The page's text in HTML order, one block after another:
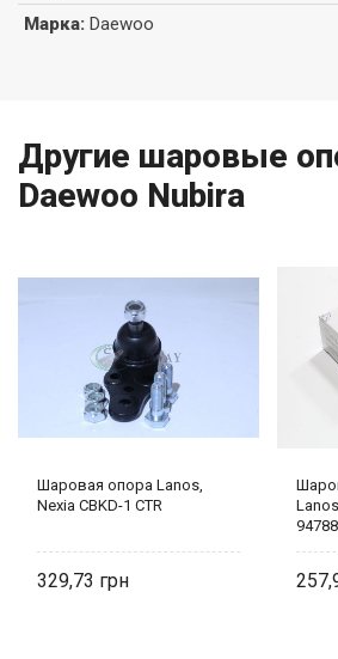
Марка: Daewoo
Другие шаровые
Daewoo Nubira
Шаровая опора Lanos,
Nexia CBKD-1 CTR
329,73